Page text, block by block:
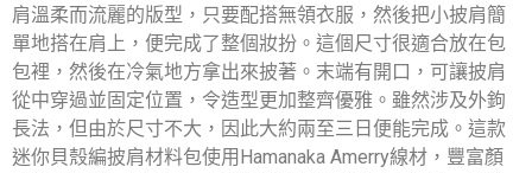
肩溫柔而流麗的版型，只要配搭無領衣服，然後把小披肩簡
單地搭在肩上，便完成了整個妝扮。這個尺寸很適合放在包
包裡，然後在冷氣地方拿出來披著。末端有開口，可讓披肩
從中穿過並固定位置，令造型更加整齊優雅。雖然涉及外鉤
長法，但由於尺寸不大，因此大約兩至三日便能完成。這款
迷你貝殼編披肩材料包使用Hamanaka Amerry線材，豐富顏